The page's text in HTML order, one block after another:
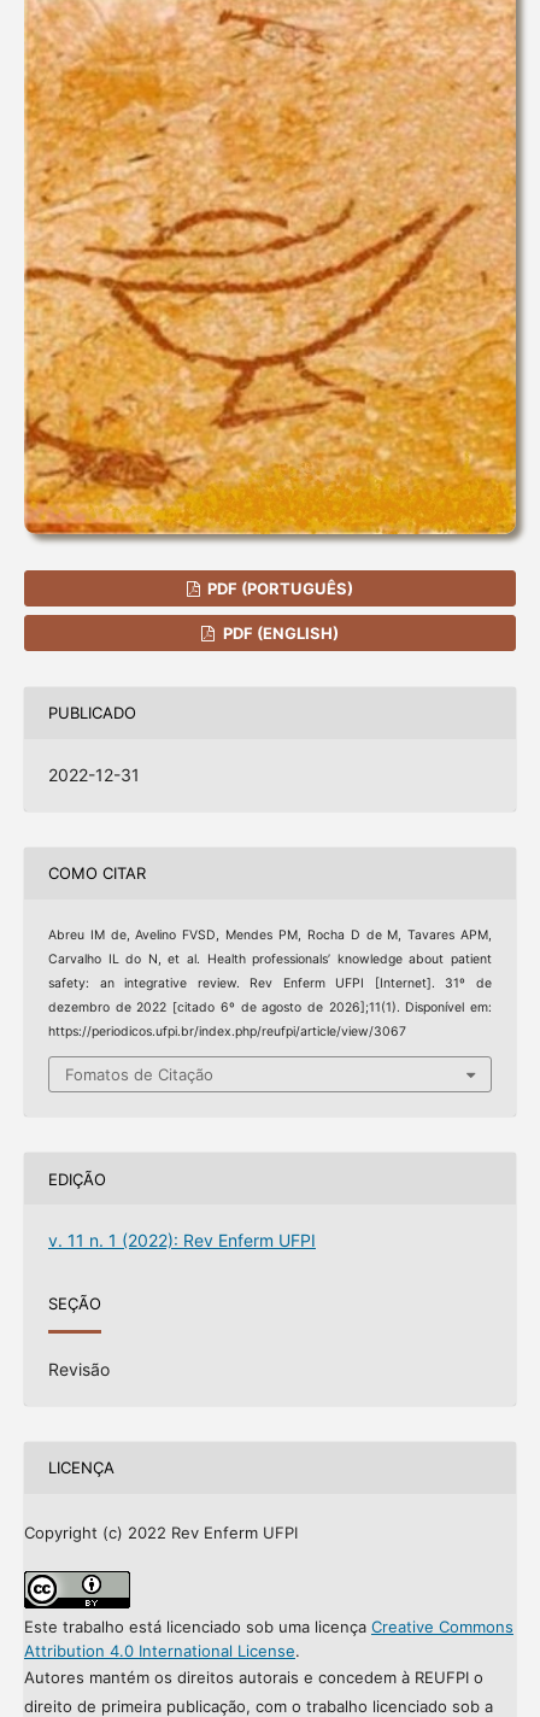
PDF (PORTUGUÊS)
PDF (ENGLISH)
PUBLICADO
2022-12-31
COMO CITAR
Abreu IM de, Avelino FVSD, Mendes PM, Rocha D de M, Tavares APM,
Carvalho IL do N, et al. Health professionals’ knowledge about patient
safety: an integrative review. Rev Enferm UFPI [Internet]. 31º de
dezembro de 2022 [citado 6º de agosto de 2026];11(1). Disponível em:
https://periodicos.ufpi.br/index.php/reufpi/article/view/3067
Fomatos de Citação
EDIÇÃO
v. 11 n. 1 (2022): Rev Enferm UFPI
SEÇÃO
Revisão
LICENÇA
Copyright (c) 2022 Rev Enferm UFPI
Este trabalho está licenciado sob uma licença Creative Commons
Attribution 4.0 International License.
Autores mantém os direitos autorais e concedem à REUFPI o
direito de primeira publicação, com o trabalho licenciado sob a